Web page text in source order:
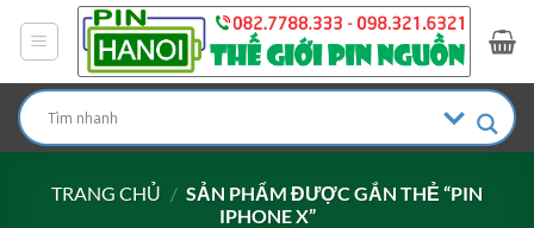
dung
TRANG CHỦ / SẢN PHẨM ĐƯỢC GẮN THẺ “PIN
IPHONE X”